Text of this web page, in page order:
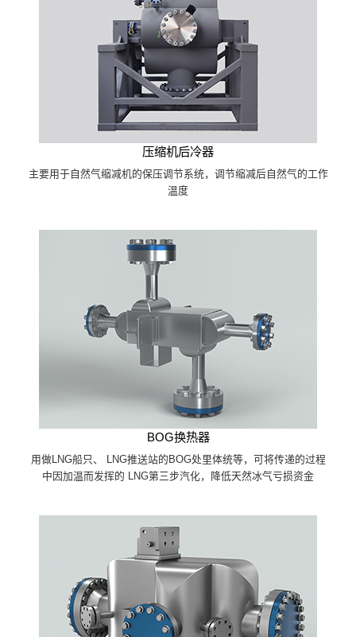
压缩机后冷器
主要用于自然气缩减机的保压调节系统，调节缩减后自然气的工作
温度
BOG换热器
用做LNG船只、 LNG推送站的BOG处里体统等，可将传递的过程
中因加温而发挥的 LNG第三步汽化，降低天然冰气亏损资金